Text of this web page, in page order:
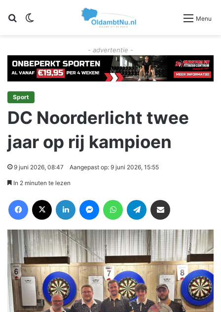
Zoeken Menu
- advertentie -
Sport
DC Noorderlicht twee
jaar op rij kampioen
9 juni 2026, 08:47 Aangepast op: 9 juni 2026, 15:55
In 2 minuten te lezen